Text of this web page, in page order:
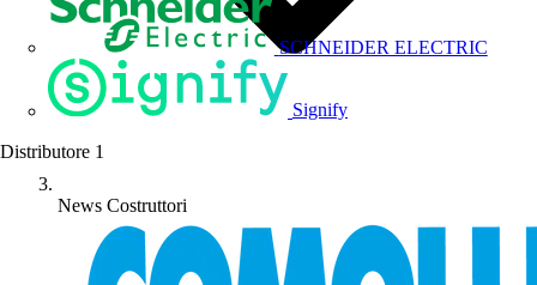
SCHNEIDER ELECTRIC
Signify
Distributore 1
News Costruttori